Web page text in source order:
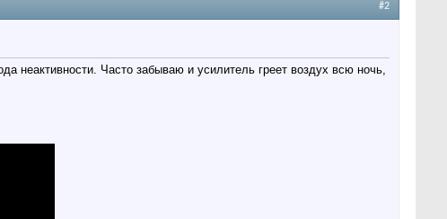
#2
неактивности. Часто забываю и усилитель греет воздух всю ночь,